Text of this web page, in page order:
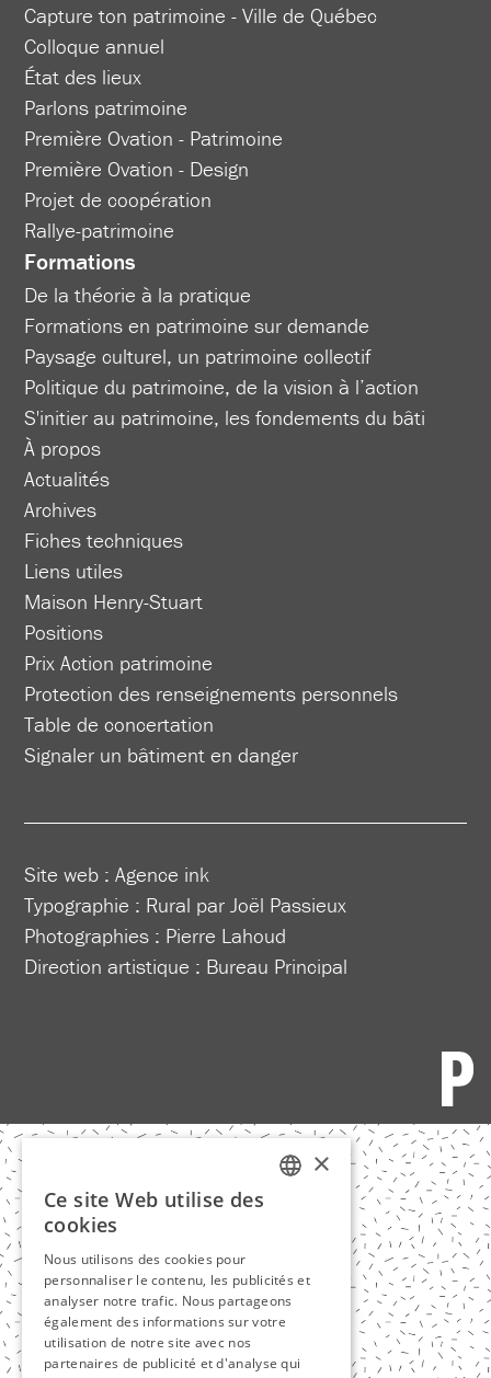
Capture ton patrimoine - Ville de Québec
Colloque annuel
État des lieux
Parlons patrimoine
Première Ovation - Patrimoine
Première Ovation - Design
Projet de coopération
Rallye-patrimoine
Formations
De la théorie à la pratique
Formations en patrimoine sur demande
Paysage culturel, un patrimoine collectif
Politique du patrimoine, de la vision à l’action
S'initier au patrimoine, les fondements du bâti
À propos
Actualités
Archives
Fiches techniques
Liens utiles
Maison Henry-Stuart
Positions
Prix Action patrimoine
Protection des renseignements personnels
Table de concertation
Signaler un bâtiment en danger
Site web :Agence ink
Typographie : Rural par Joël Passieux
Photographies : Pierre Lahoud
Direction artistique : Bureau Principal
×
Ce site Web utilise des
cookies
Nous utilisons des cookies pour
personnaliser le contenu, les publicités et
analyser notre trafic. Nous partageons
également des informations sur votre
utilisation de notre site avec nos
partenaires de publicité et d'analyse qui